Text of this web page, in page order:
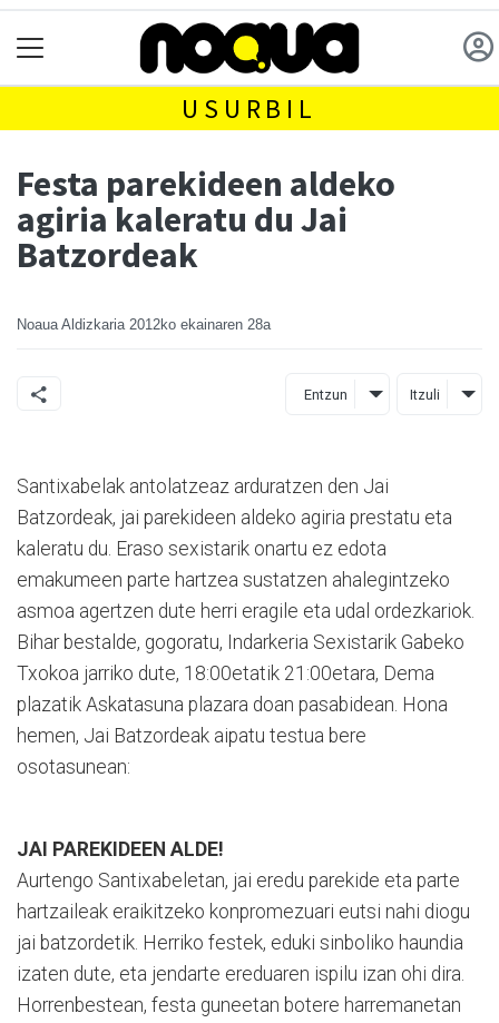
USURBIL
Festa parekideen aldeko
agiria kaleratu du Jai
Batzordeak
Noaua Aldizkaria 2012ko ekainaren 28a
Entzun Itzuli
Santixabelak antolatzeaz arduratzen den Jai
Batzordeak, jai parekideen aldeko agiria prestatu eta
kaleratu du. Eraso sexistarik onartu ez edota
emakumeen parte hartzea sustatzen ahalegintzeko
asmoa agertzen dute herri eragile eta udal ordezkariok.
Bihar bestalde, gogoratu, Indarkeria Sexistarik Gabeko
Txokoa jarriko dute, 18:00etatik 21:00etara, Dema
plazatik Askatasuna plazara doan pasabidean. Hona
hemen, Jai Batzordeak aipatu testua bere
osotasunean:
JAI PAREKIDEEN ALDE!
Aurtengo Santixabeletan, jai eredu parekide eta parte
hartzaileak eraikitzeko konpromezuari eutsi nahi diogu
jai batzordetik. Herriko festek, eduki sinboliko haundia
izaten dute, eta jendarte ereduaren ispilu izan ohi dira.
Horrenbestean, festa guneetan botere harremanetan